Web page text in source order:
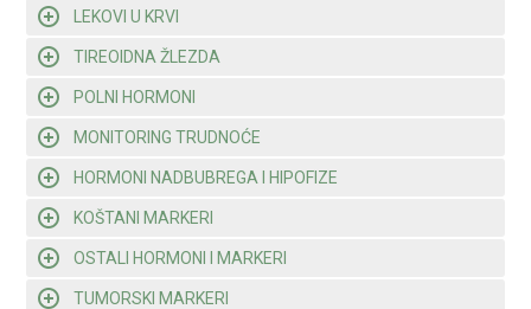
LEKOVI U KRVI
TIREOIDNA ŽLEZDA
POLNI HORMONI
MONITORING TRUDNOĆE
HORMONI NADBUBREGA I HIPOFIZE
KOŠTANI MARKERI
OSTALI HORMONI I MARKERI
TUMORSKI MARKERI